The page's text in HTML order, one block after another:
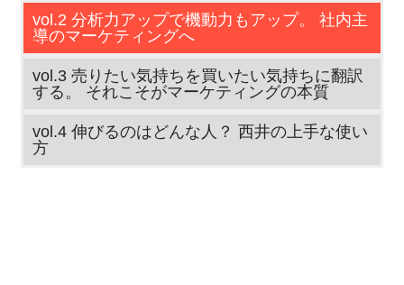
vol.2 分析力アップで機動力もアップ。 社内主
導のマーケティングへ
vol.3 売りたい気持ちを買いたい気持ちに翻訳
する。 それこそがマーケティングの本質
vol.4 伸びるのはどんな人？ 西井の上手な使い
方